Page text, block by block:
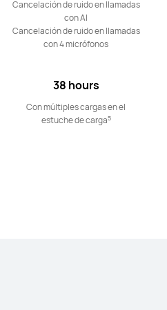
Serie FreeClip
Cancelación de ruido en llamadas
con AI
Cancelación de ruido en llamadas
con 4 micrófonos
38 hours
Con múltiples cargas en el
estuche de carga5